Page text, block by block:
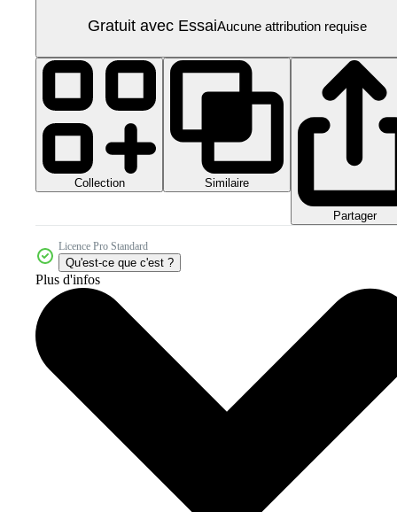
Gratuit avec EssaiAucune attribution requise
Collection Similaire
Partager
Licence Pro Standard
Qu'est-ce que c'est ?
Plus d'infos